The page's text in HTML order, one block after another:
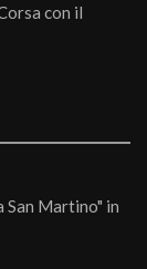
con il
San Martino" in